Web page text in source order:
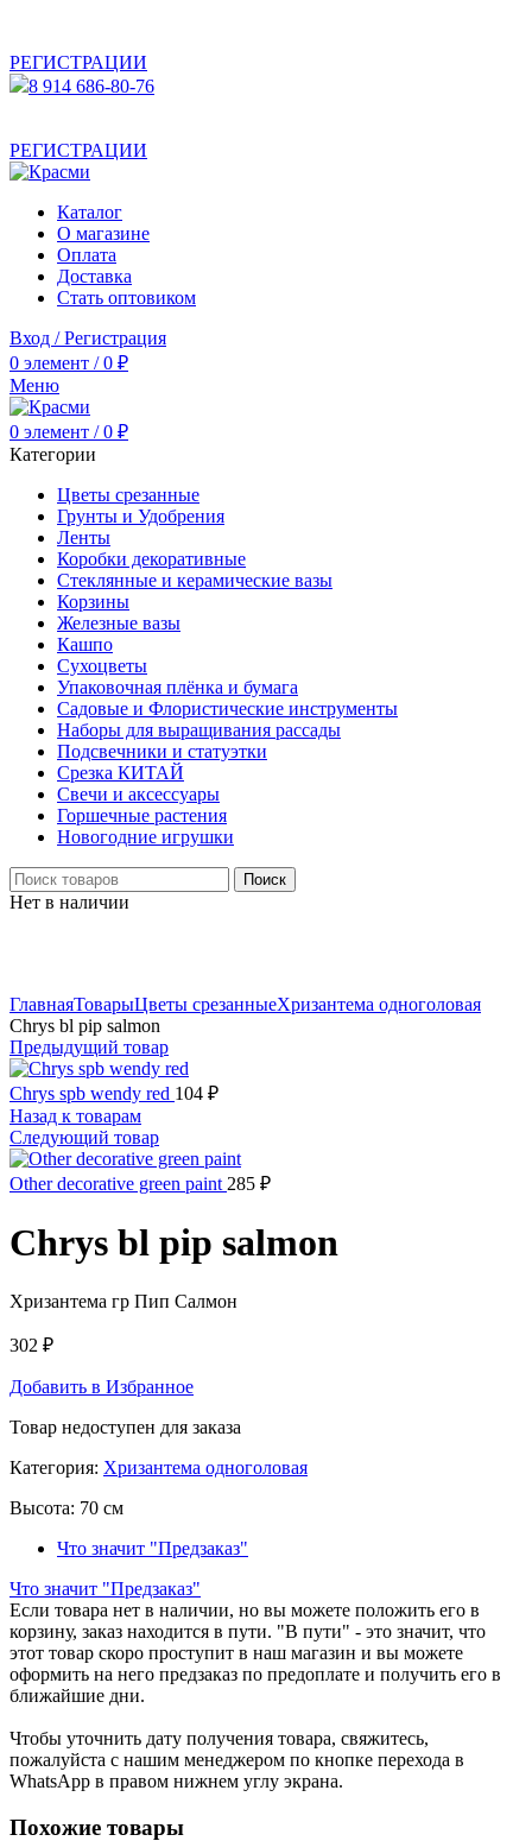
РЕГИСТРАЦИИ
8 914 686-80-76
РЕГИСТРАЦИИ
Каталог
О магазине
Оплата
Доставка
Стать оптовиком
Вход / Регистрация
0 элемент / 0 ₽
Меню
0 элемент / 0 ₽
Категории
Цветы срезанные
Грунты и Удобрения
Ленты
Коробки декоративные
Стеклянные и керамические вазы
Корзины
Железные вазы
Кашпо
Сухоцветы
Упаковочная плёнка и бумага
Садовые и Флористические инструменты
Наборы для выращивания рассады
Подсвечники и статуэтки
Срезка КИТАЙ
Свечи и аксессуары
Горшечные растения
Новогодние игрушки
Поиск
Нет в наличии
ГлавнаяТоварыЦветы срезанныеХризантема одноголовая
Chrys bl pip salmon
Предыдущий товар
Chrys spb wendy red 104 ₽
Назад к товарам
Следующий товар
Other decorative green paint 285 ₽
Chrys bl pip salmon
Хризантема гр Пип Салмон
302 ₽
Добавить в Избранное
Товар недоступен для заказа
Категория: Хризантема одноголовая
Высота: 70 см
Что значит "Предзаказ"
Что значит "Предзаказ"
Если товара нет в наличии, но вы можете положить его в
корзину, заказ находится в пути. "В пути" - это значит, что
этот товар скоро проступит в наш магазин и вы можете
оформить на него предзаказ по предоплате и получить его в
ближайшие дни.
Чтобы уточнить дату получения товара, свяжитесь,
пожалуйста с нашим менеджером по кнопке перехода в
WhatsApp в правом нижнем углу экрана.
Похожие товары